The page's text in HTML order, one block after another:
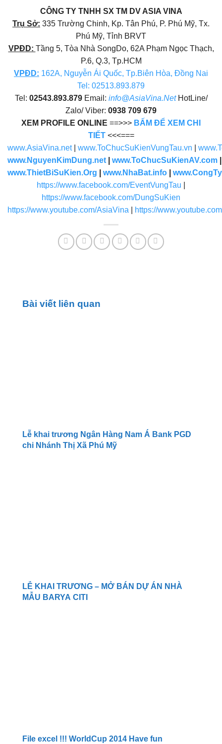
CÔNG TY TNHH SX TM DV ASIA VINA
Trụ Sở: 335 Trường Chinh, Kp. Tân Phú, P. Phú Mỹ, Tx.
Phú Mỹ, Tỉnh BRVT
VPĐD: Tầng 5, Tòa Nhà SongDo, 62A Phạm Ngọc Thạch,
P.6, Q.3, Tp.HCM
VPĐD: 162A, Nguyễn Ái Quốc, Tp.Biên Hòa, Đồng Nai
Tel: 02513.893.879
Tel: 02543.893.879Email: info@AsiaVina.NetHotLine/
Zalo/ Viber: 0938 709 679
XEM PROFILE ONLINE ==>>> BẤM ĐỂ XEM CHI
TIẾT <<<===
www.AsiaVina.net| www.ToChucSuKienVungTau.vn
www.NguyenKimDung.net
www.ToChucSuKienAV.com
www.ThietBiSuKien.Org
www.NhaBat.info
https://www.facebook.com/EventVungTau
https://www.facebook.com/DungSuKien
https://www.youtube.com/AsiaVina
https://
Bài viết liên quan
Lễ khai trương Ngân Hàng Nam Á Bank PGD
chi Nhánh Thị Xã Phú Mỹ
LỄ KHAI TRƯƠNG – MỞ BÁN DỰ ÁN NHÀ
MẪU BARYA CITI
File excel !!! WorldCup 2014 Have fun